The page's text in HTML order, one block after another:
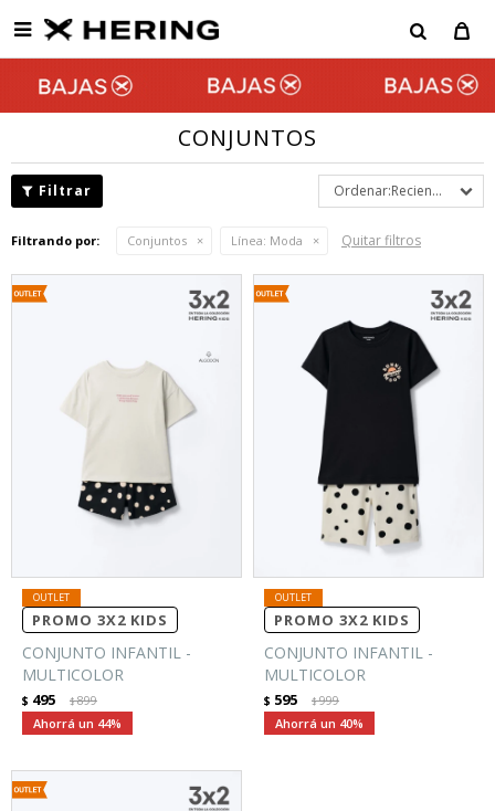

CONJUNTOS
Recientes
Filtrando por: Conjuntos Línea: Moda Quitar filtros
PROMO 3X2 KIDS
CONJUNTO INFANTIL -
MULTICOLOR
$ 495 $899
44
PROMO 3X2 KIDS
CONJUNTO INFANTIL -
MULTICOLOR
$ 595 $999
40